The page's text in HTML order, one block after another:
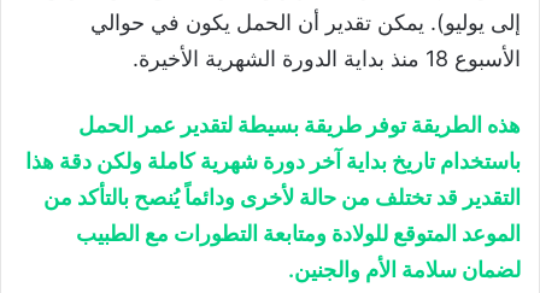
إلى يوليو). يمكن تقدير أن الحمل يكون في حوالي
الأسبوع 18 منذ بداية الدورة الشهرية الأخيرة.
هذه الطريقة توفر طريقة بسيطة لتقدير عمر الحمل
باستخدام تاريخ بداية آخر دورة شهرية كاملة ولكن دقة هذا
التقدير قد تختلف من حالة لأخرى ودائماً يُنصح بالتأكد من
الموعد المتوقع للولادة ومتابعة التطورات مع الطبيب
لضمان سلامة الأم والجنين.